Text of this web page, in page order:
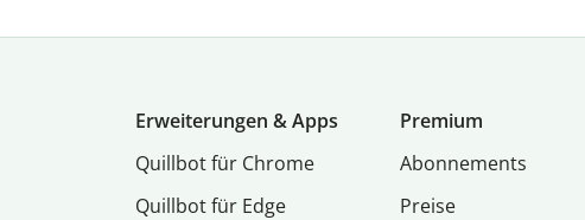
Erweiterungen & Apps
Quillbot für Chrome
Quillbot für Edge
Premium
Abon­ne­ments
Preise